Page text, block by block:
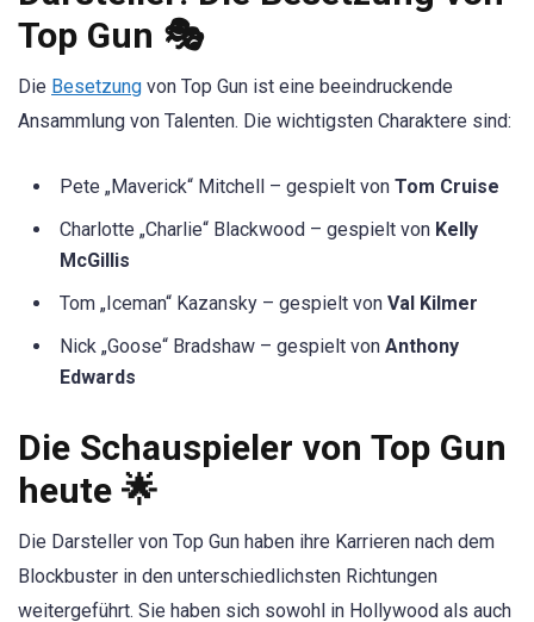
Top Gun 🎭
Die Besetzung von Top Gun ist eine beeindruckende
Ansammlung von Talenten. Die wichtigsten Charaktere sind:
Pete „Maverick“ Mitchell – gespielt von Tom Cruise
Charlotte „Charlie“ Blackwood – gespielt von Kelly
McGillis
Tom „Iceman“ Kazansky – gespielt von Val Kilmer
Nick „Goose“ Bradshaw – gespielt von Anthony
Edwards
Die Schauspieler von Top Gun
heute 🌟
Die Darsteller von Top Gun haben ihre Karrieren nach dem
Blockbuster in den unterschiedlichsten Richtungen
weitergeführt. Sie haben sich sowohl in Hollywood als auch